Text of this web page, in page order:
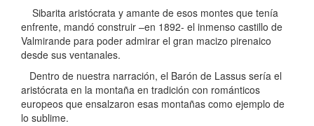
Sibarita aristócrata y amante de esos montes que tenía
enfrente, mandó construir –en 1892- el inmenso castillo de
Valmirande para poder admirar el gran macizo pirenaico
desde sus ventanales.
Dentro de nuestra narración, el Barón de Lassus sería el
aristócrata en la montaña en tradición con románticos
europeos que ensalzaron esas montañas como ejemplo de
lo sublime.